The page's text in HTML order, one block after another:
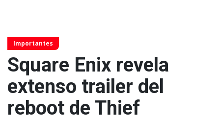
Importantes
Square Enix revela
extenso trailer del
reboot de Thief